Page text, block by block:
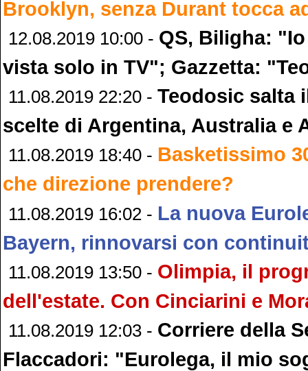
Brooklyn, senza Durant tocca
12.08.2019 10:00 - QS, Biligha:
vista solo in TV"; Gazzetta:
11.08.2019 22:20 - Teodosic salta
scelte di Argentina, Australia e
11.08.2019 18:40 - Basketissimo
che direzione prendere?
11.08.2019 16:02 - La nuova
Bayern, rinnovarsi con
11.08.2019 13:50 - Olimpia, il
dell'estate. Con Cinciarini e
11.08.2019 12:03 - Corriere della
Flaccadori: "Eurolega, il mio